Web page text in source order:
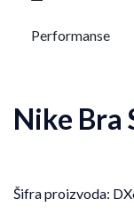
Performanse
Nike Bra
Šifra proizvoda: